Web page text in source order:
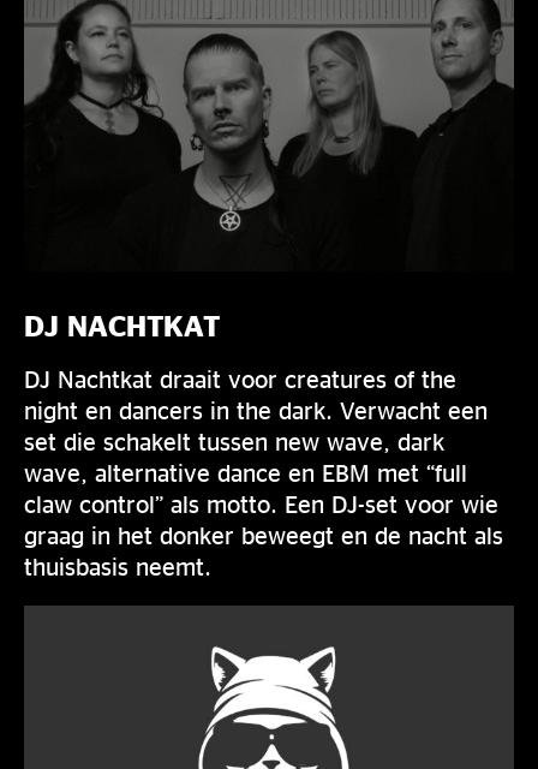
DJ NACHTKAT
DJ Nachtkat draait voor creatures of the
night en dancers in the dark. Verwacht een
set die schakelt tussen new wave, dark
wave, alternative dance en EBM met “full
claw control” als motto. Een DJ-set voor wie
graag in het donker beweegt en de nacht als
thuisbasis neemt.